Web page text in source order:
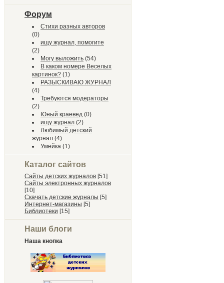
Форум
Стихи разных авторов
(0)
ищу журнал, помогите
(2)
Могу выложить (54)
В каком номере Веселых
картинок? (1)
РАЗЫСКИВАЮ ЖУРНАЛ
(4)
Требуются модераторы
(2)
Юный краевед (0)
ищу журнал (2)
Любимый детский
журнал (4)
Умейка (1)
Каталог сайтов
Сайты детских журналов [51]
Сайты электронных журналов
[10]
Скачать детские журналы [5]
Интернет-магазины [5]
Библиотеки [15]
Наши блоги
Наша кнопка